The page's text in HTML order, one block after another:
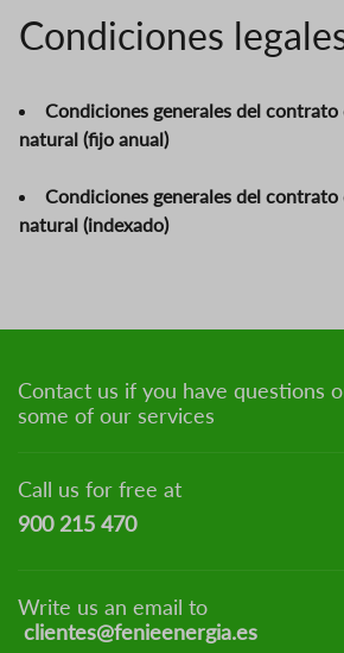
Condiciones
Condiciones generales del contrato
natural (fijo anual)
Condiciones generales del contrato
natural (indexado)
Contact us if you have questions
some of our services
Call us for free at
900 215 470
Write us an email to
clientes@fenieenergia.es